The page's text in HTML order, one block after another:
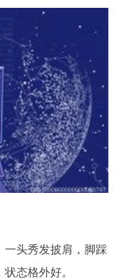
一头秀发披肩，脚踩
态格外好。